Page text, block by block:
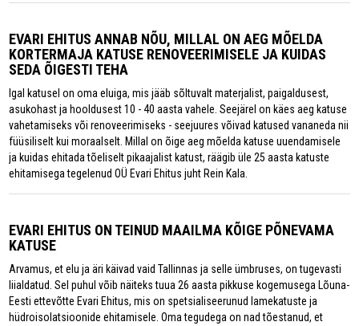
EVARI EHITUS ANNAB NÕU, MILLAL ON AEG MÕELDA
KORTERMAJA KATUSE RENOVEERIMISELE JA KUIDAS
SEDA ÕIGESTI TEHA
Igal katusel on oma eluiga, mis jääb sõltuvalt materjalist, paigaldusest,
asukohast ja hooldusest 10 - 40 aasta vahele. Seejärel on käes aeg katuse
vahetamiseks või renoveerimiseks - seejuures võivad katused vananeda nii
füüsiliselt kui moraalselt. Millal on õige aeg mõelda katuse uuendamisele
ja kuidas ehitada tõeliselt pikaajalist katust, räägib üle 25 aasta katuste
ehitamisega tegelenud OÜ Evari Ehitus juht Rein Kala.
EVARI EHITUS ON TEINUD MAAILMA KÕIGE PÕNEVAMA
KATUSE
Arvamus, et elu ja äri käivad vaid Tallinnas ja selle ümbruses, on tugevasti
liialdatud. Sel puhul võib näiteks tuua 26 aasta pikkuse kogemusega Lõuna-
Eesti ettevõtte Evari Ehitus, mis on spetsialiseerunud lamekatuste ja
hüdroisolatsioonide ehitamisele. Oma tegudega on nad tõestanud, et